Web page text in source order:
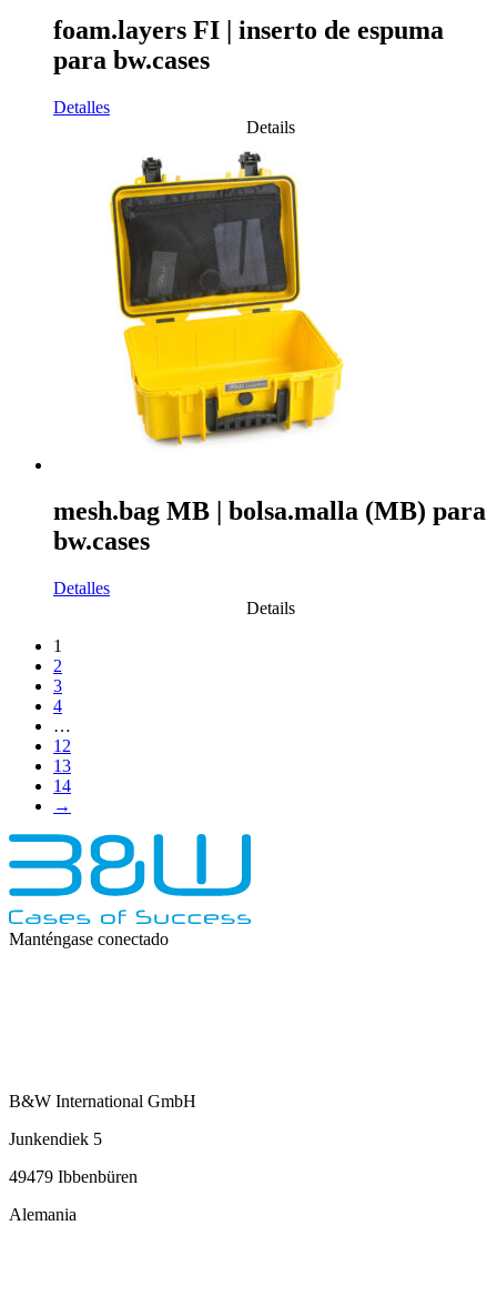
foam.layers FI | inserto de espuma
para bw.cases
Detalles
Details
mesh.bag MB | bolsa.malla (MB) para
bw.cases
Detalles
Details
1
2
3
4
…
12
13
14
→
Manténgase conectado
B&W International GmbH
Junkendiek 5
49479 Ibbenbüren
Alemania